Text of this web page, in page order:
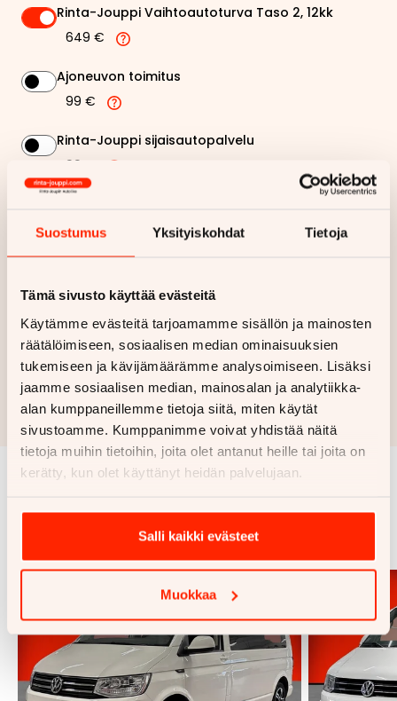
Suostumus Yksityiskohdat Tietoja
Tämä sivusto käyttää evästeitä
Käytämme evästeitä tarjoamamme sisällön ja mainosten
räätälöimiseen, sosiaalisen median ominaisuuksien
tukemiseen ja kävijämäärämme analysoimiseen. Lisäksi
jaamme sosiaalisen median, mainosalan ja analytiikka-
alan kumppaneillemme tietoja siitä, miten käytät
sivustoamme. Kumppanimme voivat yhdistää näitä
tietoja muihin tietoihin, joita olet antanut heille tai joita on
kerätty, kun olet käyttänyt heidän palvelujaan.
Salli kaikki evästeet
Muokkaa
Rinta-Jouppi Vaihtoautoturva Taso 2, 12kk
649 €
Ajoneuvon toimitus
99 €
Rinta-Jouppi sijaisautopalvelu
99 €
Kuukausierä 411,02 €
Näytähintaerittely
Haluan myös tarjouksen vakuutuksesta
Hae rahoitustarjous
Rahoituslaskelma on suuntaa antava ja edellyttää hyväksytyn
luottopäätöksen ja kaskovakuutuksen.
Samankaltaisia ajoneuvoja